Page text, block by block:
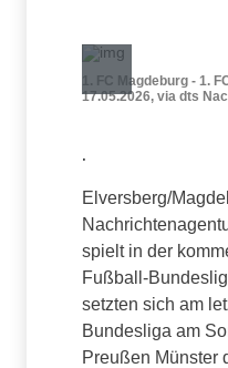
1. FC Magdeburg - 1.
17.05.2026, via dts
.
Elversberg/
spielt in der
Fußball-
setzten sich am
Bundesliga am
Preußen Münster